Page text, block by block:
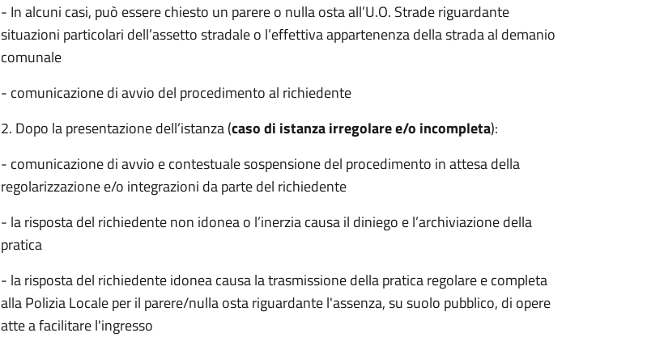
- In alcuni casi, può essere chiesto un parere o nulla osta all’U.O. Strade riguardante
situazioni particolari dell’assetto stradale o l’effettiva appartenenza della strada al demanio
comunale
- comunicazione di avvio del procedimento al richiedente
2. Dopo la presentazione dell’istanza (caso di istanza irregolare e/o incompleta):
- comunicazione di avvio e contestuale sospensione del procedimento in attesa della
regolarizzazione e/o integrazioni da parte del richiedente
- la risposta del richiedente non idonea o l’inerzia causa il diniego e l’archiviazione della
pratica
- la risposta del richiedente idonea causa la trasmissione della pratica regolare e completa
alla Polizia Locale per il parere/nulla osta riguardante l'assenza, su suolo pubblico, di opere
atte a facilitare l'ingresso